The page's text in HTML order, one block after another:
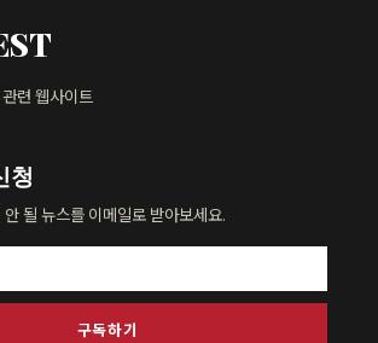
련 웹사이트
청
될 뉴스를 이메일로 받아보세요.
구독하기